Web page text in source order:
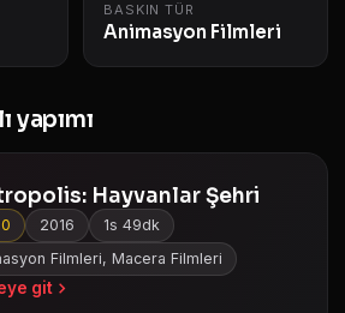
BASKIN TÜR
Animasyon Filmleri
yapımı
Hayvanlar Şehri
2016
1s 49dk
Filmleri, Macera Filmleri
git